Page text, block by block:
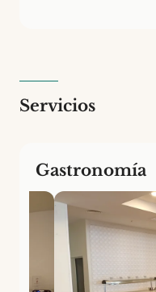
Servicios
Gastronomía